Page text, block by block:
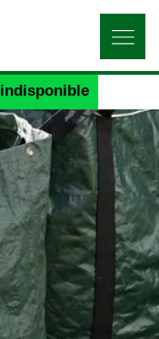
indisponible